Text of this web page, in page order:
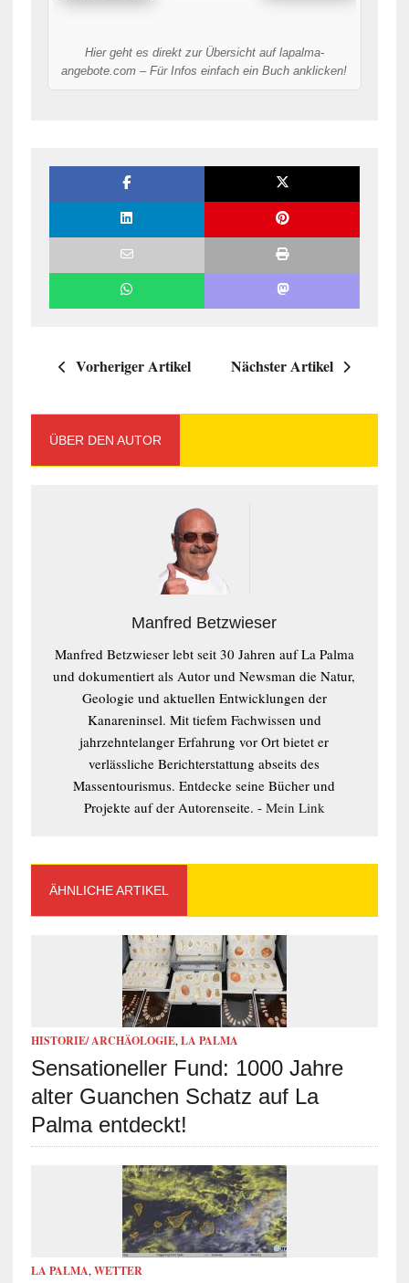
Hier geht es direkt zur Übersicht auf lapalma-
angebote.com – Für Infos einfach ein Buch anklicken!
Vorheriger Artikel Nächster Artikel
ÜBER DEN AUTOR
Manfred Betzwieser
Manfred Betzwieser lebt seit 30 Jahren auf La Palma
und dokumentiert als Autor und Newsman die Natur,
Geologie und aktuellen Entwicklungen der
Kanareninsel. Mit tiefem Fachwissen und
jahrzehntelanger Erfahrung vor Ort bietet er
verlässliche Berichterstattung abseits des
Massentourismus. Entdecke seine Bücher und
Projekte auf der Autorenseite. - Mein Link
ÄHNLICHE ARTIKEL
HISTORIE/ ARCHÄOLOGIE, LA PALMA
Sensationeller Fund: 1000 Jahre
alter Guanchen Schatz auf La
Palma entdeckt!
LA PALMA, WETTER